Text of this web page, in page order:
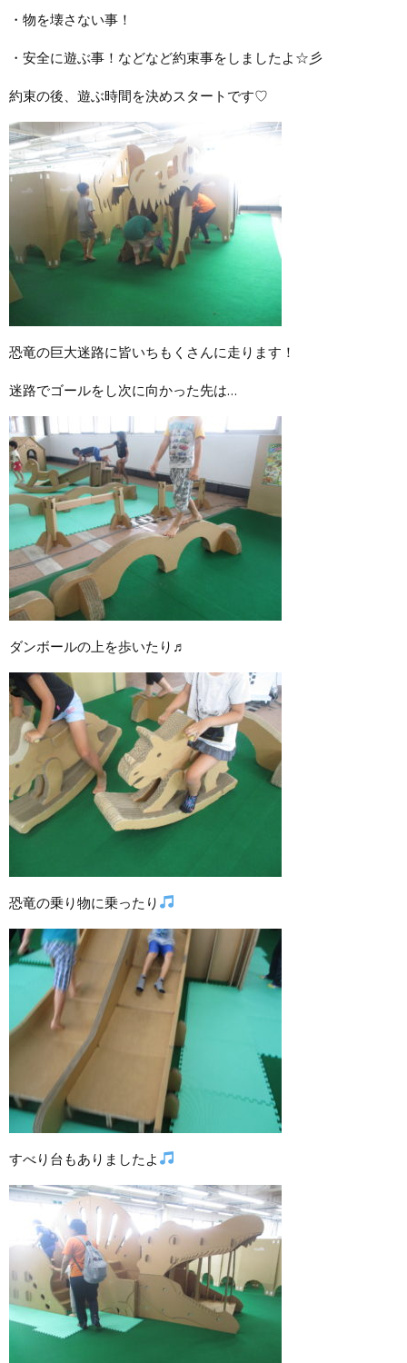
・物を壊さない事！
・安全に遊ぶ事！などなど約束事をしましたよ☆彡
約束の後、遊ぶ時間を決めスタートです♡
恐竜の巨大迷路に皆いちもくさんに走ります！
迷路でゴールをし次に向かった先は…
ダンボールの上を歩いたり♬
恐竜の乗り物に乗ったり
すべり台もありましたよ